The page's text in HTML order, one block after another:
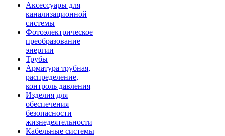
Аксессуары для
канализационной
системы
Фотоэлектрическое
преобразование
энергии
Трубы
Арматура трубная,
распределение,
контроль давления
Изделия для
обеспечения
безопасности
жизнедеятельности
Кабельные системы